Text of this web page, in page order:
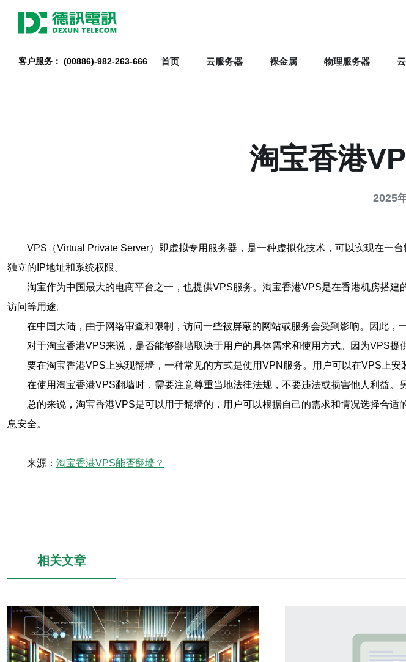
客户服务： (00886)-982-263-666 首页 云服务器 裸金属 物理服务器
淘宝香港
2025
VPS（Virtual Private Server）即虚拟专用服务器，是一种虚拟化技术，可以实现在一
独立的IP地址和系统权限。
淘宝作为中国最大的电商平台之一，也提供VPS服务。淘宝香港VPS是在香港机房搭
访问等用途。
在中国大陆，由于网络审查和限制，访问一些被屏蔽的网站或服务会受到影响。因此，
对于淘宝香港VPS来说，是否能够翻墙取决于用户的具体需求和使用方式。因为VPS
要在淘宝香港VPS上实现翻墙，一种常见的方式是使用VPN服务。用户可以在VPS上
在使用淘宝香港VPS翻墙时，需要注意尊重当地法律法规，不要违法或损害他人利益
总的来说，淘宝香港VPS是可以用于翻墙的，用户可以根据自己的需求和情况选择合
息安全。
来源： 淘宝香港VPS能否翻墙？
相关文章